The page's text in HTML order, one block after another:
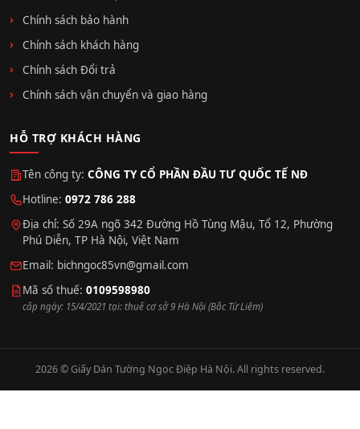
Chính sách bảo hành
Chính sách khách hàng
Chính sách Đổi trả
Chính sách vận chuyển và giao hàng
HỖ TRỢ KHÁCH HÀNG
Tên công ty: CÔNG TY CỔ PHẦN ĐẦU TƯ QUỐC TẾ NĐ
Hotline: 0972 786 288
Địa chỉ: Số 29A ngõ 342 Đường Hồ Tùng Mậu, Tổ 12, Phường
Phú Diễn, TP Hà Nội, Việt Nam
Email: bichngoc85vn@gmail.com
Mã số thuế: 0109598980
cấp ngày: 15/4/2021 tại: thuế cơ sở 9 Hà Nội (Bắc Từ Liêm)
2026 © Giấy Dán Tường Ngọc Điệp Hà Nội. All rights reserved.